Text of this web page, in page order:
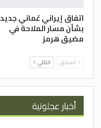
اتفاق إيراني عُماني جديد
بشأن مسار الملاحة في
مضيق هرمز
السابق التالي
أخبار عجلونية